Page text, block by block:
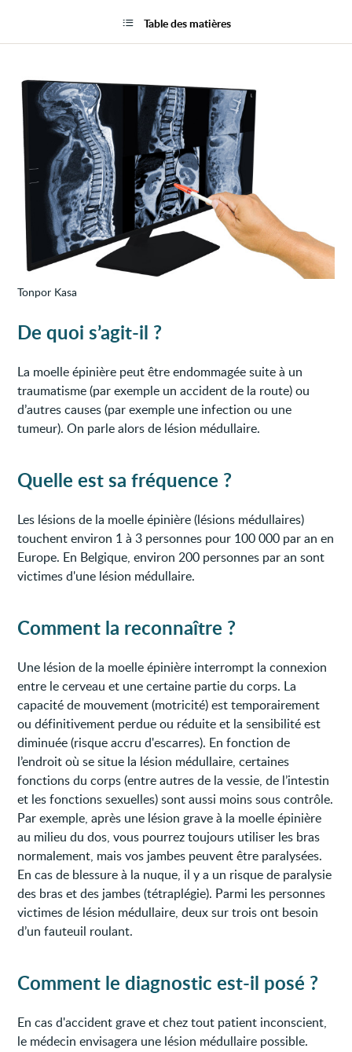
Tonpor Kasa
De quoi s’agit-il ?
La moelle épinière peut être endommagée suite à un
traumatisme (par exemple un accident de la route) ou
d’autres causes (par exemple une infection ou une
tumeur). On parle alors de lésion médullaire.
Quelle est sa fréquence ?
Les lésions de la moelle épinière (lésions médullaires)
touchent environ 1 à 3 personnes pour 100 000 par an en
Europe. En Belgique, environ 200 personnes par an sont
victimes d'une lésion médullaire.
Comment la reconnaître ?
Une lésion de la moelle épinière interrompt la connexion
entre le cerveau et une certaine partie du corps. La
capacité de mouvement (motricité) est temporairement
ou définitivement perdue ou réduite et la sensibilité est
diminuée (risque accru d'escarres). En fonction de
l’endroit où se situe la lésion médullaire, certaines
fonctions du corps (entre autres de la vessie, de l’intestin
et les fonctions sexuelles) sont aussi moins sous contrôle.
Par exemple, après une lésion grave à la moelle épinière
au milieu du dos, vous pourrez toujours utiliser les bras
normalement, mais vos jambes peuvent être paralysées.
En cas de blessure à la nuque, il y a un risque de paralysie
des bras et des jambes (tétraplégie). Parmi les personnes
victimes de lésion médullaire, deux sur trois ont besoin
d’un fauteuil roulant.
Comment le diagnostic est-il posé ?
En cas d'accident grave et chez tout patient inconscient,
le médecin envisagera une lésion médullaire possible.
Table des matières